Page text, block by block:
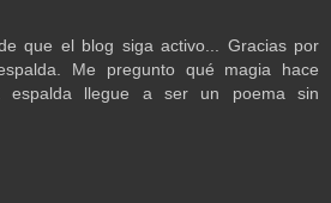
que el blog siga activo... Gracias por
Me pregunto qué magia hace
espalda llegue a ser un poema sin